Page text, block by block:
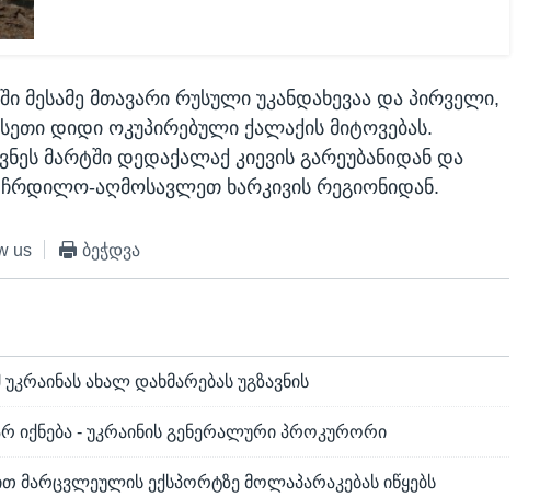
მესამე მთავარი რუსული უკანდახევაა და პირველი,
დიდი ოკუპირებული ქალაქის მიტოვებას.
მარტში დედაქალაქ კიევის გარეუბანიდან და
ჩრდილო-აღმოსავლეთ ხარკივის რეგიონიდან.
us ბეჭდვა
უკრაინას ახალ დახმარებას უგზავნის
იქნება - უკრაინის გენერალური პროკურორი
მარცვლეულის ექსპორტზე მოლაპარაკებას იწყებს